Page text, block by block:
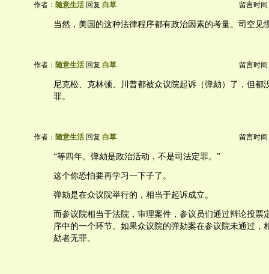
作者： 随意生活 回复 白草 留言时间
当然，美国的这种法律程序都有政治因素的考量。司空见
作者： 随意生活 回复 白草 留言时间
尼克松、克林顿、川普都被众议院起诉（弹劾）了，但都
罪。
作者： 随意生活 回复 白草 留言时间
“等四年。弹劾是政治活动，不是司法定罪。”
这个你恐怕要再学习一下子了。
弹劾是在众议院举行的，相当于起诉成立。
而参议院相当于法院，审理案件，参议员们通过辩论投票
序中的一个环节。如果众议院的弹劾案在参议院未通过，
劾者无罪。